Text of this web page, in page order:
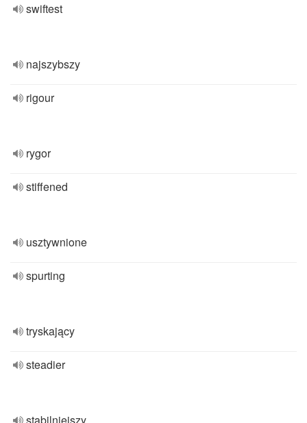
swiftest
najszybszy
rigour
rygor
stiffened
usztywnione
spurting
tryskający
steadier